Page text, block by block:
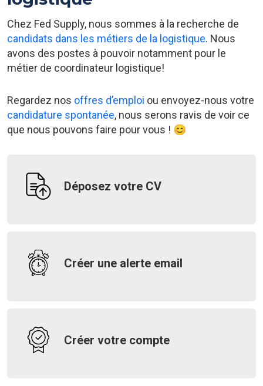
Chez Fed Supply, nous sommes à la recherche de
candidats dans les métiers de la logistique. Nous
avons des postes à pouvoir notamment pour le
métier de coordinateur logistique!
Regardez nos offres d’emploi ou envoyez-nous votre
candidature spontanée, nous serons ravis de voir ce
que nous pouvons faire pour vous ! 😊
Déposez votre CV
Créer une alerte email
Créer votre compte